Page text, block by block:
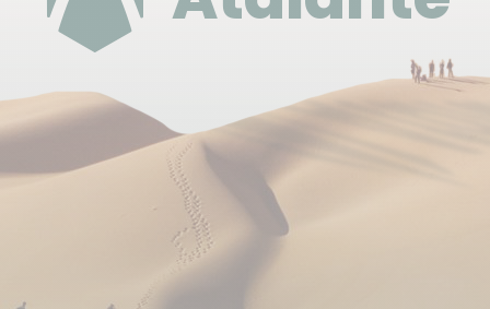
préparés avec soin par les familles ; c'est
l'occasion de découvrir une cuisine locale
Vos étapes et lieux de séjour (Liste donnée à titre
indicatif, sous réserve de disponibilité)
Erevan (4 nuits) : Hôtel Cascade (centre-ville,
moderne) ou Hôtel Regineh 3* (quartier calme)